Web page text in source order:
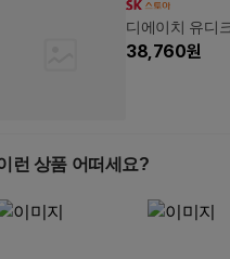
디에이치 유디
38,760원
런 상품 어떠세요?